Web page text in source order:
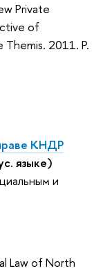
Private
of
2011. P.
КНДР
языке)
и
Law of North